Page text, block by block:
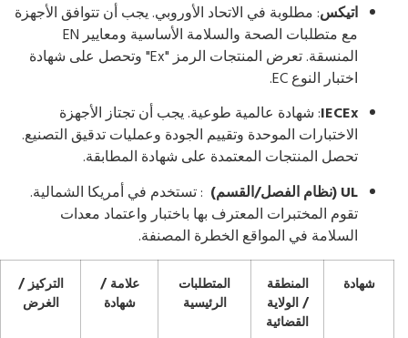
اتيكس: مطلوبة في الاتحاد الأوروبي. يجب أن تتوافق الأجهزة
مع متطلبات الصحة والسلامة الأساسية ومعايير EN
المنسقة. تعرض المنتجات الرمز "Ex" وتحصل على شهادة
اختبار النوع EC.
IECEx: شهادة عالمية طوعية. يجب أن تجتاز الأجهزة
الاختبارات الموحدة وتقييم الجودة وعمليات تدقيق التصنيع.
تحصل المنتجات المعتمدة على شهادة المطابقة.
UL (نظام الفصل/القسم)
: تستخدم في أمريكا الشمالية.
تقوم المختبرات المعترف بها باختبار واعتماد معدات
السلامة في المواقع الخطرة المصنفة.
شهادة
المنطقة
/ الولاية
القضائية
المتطلبات
الرئيسية
علامة /
شهادة
التركيز /
الغرض